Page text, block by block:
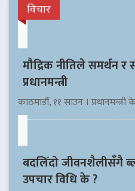
विचार
मौद्रिक नीतिले समर्थन
प्रधानमन्त्री
काठमाडौँ, ११ साउन । प्रधानमन्त्री
बदलिँदो जीवनशैलीसँगै
उपचार विधि के ?